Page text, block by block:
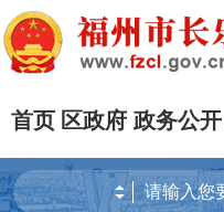
首页 区政府 政务公开